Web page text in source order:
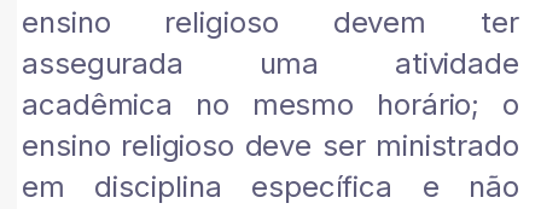
ensino religioso devem ter
assegurada uma atividade
acadêmica no mesmo horário; o
ensino religioso deve ser ministrado
em disciplina específica e não